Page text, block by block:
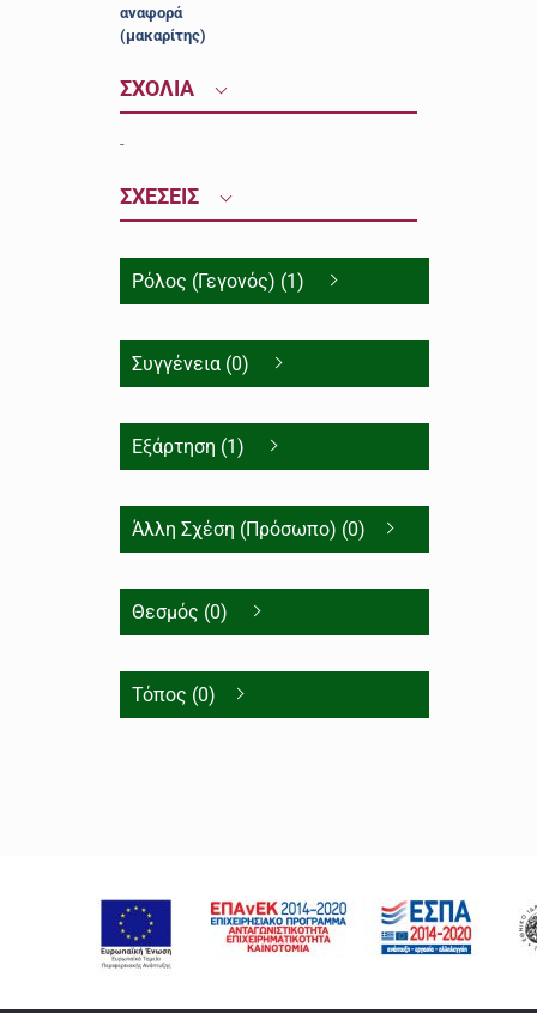
αναφορά
(μακαρίτης)
ΣΧΟΛΙΑ
-
ΣΧΕΣΕΙΣ
Ρόλος (Γεγονός) (1)
Συγγένεια (0)
Εξάρτηση (1)
Άλλη Σχέση (Πρόσωπο) (0)
Θεσμός (0)
Τόπος (0)